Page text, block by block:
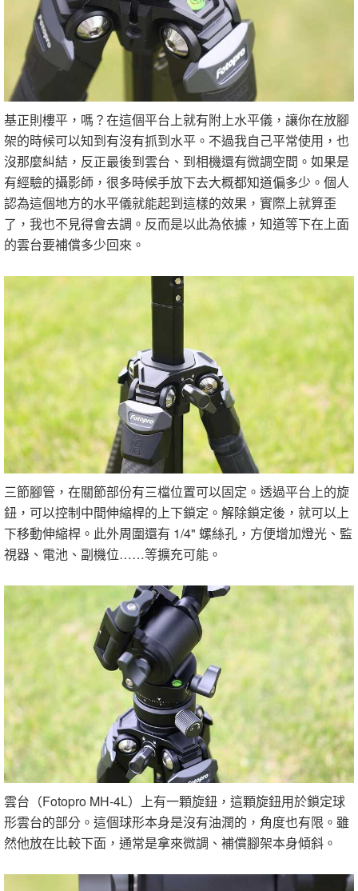
基正則樓平，嗎？在這個平台上就有附上水平儀，讓你在放腳
架的時候可以知到有沒有抓到水平。不過我自己平常使用，也
沒那麼糾結，反正最後到雲台、到相機還有微調空間。如果是
有經驗的攝影師，很多時候手放下去大概都知道偏多少。個人
認為這個地方的水平儀就能起到這樣的效果，實際上就算歪
了，我也不見得會去調。反而是以此為依據，知道等下在上面
的雲台要補償多少回來。
三節腳管，在關節部份有三檔位置可以固定。透過平台上的旋
鈕，可以控制中間伸縮桿的上下鎖定。解除鎖定後，就可以上
下移動伸縮桿。此外周圍還有 1/4" 螺絲孔，方便增加燈光、監
視器、電池、副機位……等擴充可能。
雲台（Fotopro MH-4L）上有一顆旋鈕，這顆旋鈕用於鎖定球
形雲台的部分。這個球形本身是沒有油潤的，角度也有限。雖
然他放在比較下面，通常是拿來微調、補償腳架本身傾斜。